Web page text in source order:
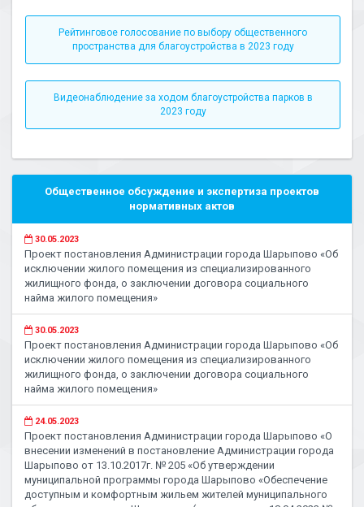
Рейтинговое голосование по выбору общественного
пространства для благоустройства в 2023 году
Видеонаблюдение за ходом благоустройства парков в
2023 году
Общественное обсуждение и экспертиза проектов
нормативных актов
30.05.2023
Проект постановления Администрации города Шарыпово «Об
исключении жилого помещения из специализированного
жилищного фонда, о заключении договора социального
найма жилого помещения»
30.05.2023
Проект постановления Администрации города Шарыпово «Об
исключении жилого помещения из специализированного
жилищного фонда, о заключении договора социального
найма жилого помещения»
24.05.2023
Проект постановления Администрации города Шарыпово «О
внесении изменений в постановление Администрации города
Шарыпово от 13.10.2017г. № 205 «Об утверждении
муниципальной программы города Шарыпово «Обеспечение
доступным и комфортным жильем жителей муниципального